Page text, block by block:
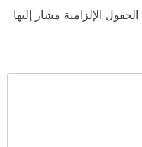
الحقول الإلزامية مشار إليها